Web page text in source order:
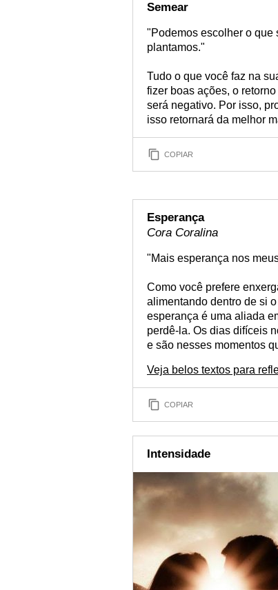
Semear
"Podemos escolher o que
plantamos."
Tudo o que você faz na
fizer boas ações, o
será negativo. Por isso,
isso retornará da melhor
COPIAR
Esperança
Cora Coralina
"Mais esperança nos
Como você prefere
alimentando dentro de si
esperança é uma aliada
perdê-la. Os dias difíceis
e são nesses momentos
Veja belos textos para
COPIAR
Intensidade